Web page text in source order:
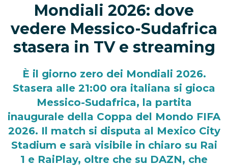
Mondiali 2026: dove
vedere Messico-Sudafrica
stasera in TV e streaming
È il giorno zero dei Mondiali 2026.
Stasera alle 21:00 ora italiana si gioca
Messico-Sudafrica, la partita
inaugurale della Coppa del Mondo FIFA
2026. Il match si disputa al Mexico City
Stadium e sarà visibile in chiaro su Rai
1 e RaiPlay, oltre che su DAZN, che